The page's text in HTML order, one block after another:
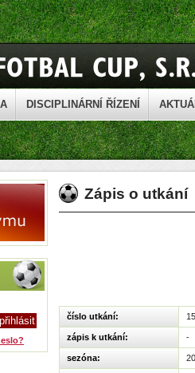
DISCIPLINÁRNÍ ŘÍZENÍ
Zápis o utkání
číslo utkání:
zápis k utkání: -
sezóna: